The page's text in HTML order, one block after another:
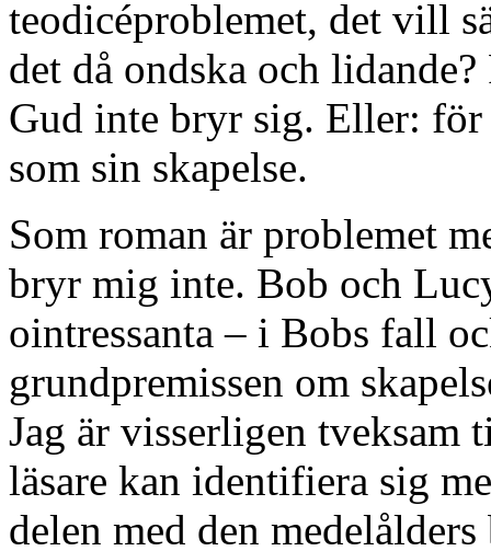
teodicéproblemet, det vill
det då ondska och
Gud inte bryr sig. Eller:
som sin skapelse.
Som roman är problemet
bryr mig inte. Bob och
ointressanta – i Bobs fall
grundpremissen om
Jag är visserligen
läsare kan identifiera sig
delen med den